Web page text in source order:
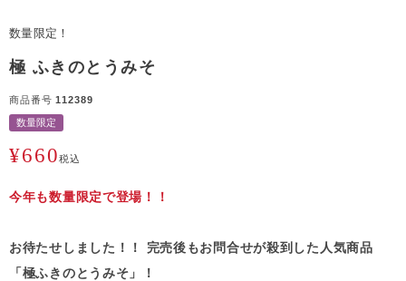
数量限定！
極 ふきのとうみそ
商品番号 112389
数量限定
¥660税込
今年も数量限定で登場！！
お待たせしました！！ 完売後もお問合せが殺到した人気商品
「極ふきのとうみそ」！